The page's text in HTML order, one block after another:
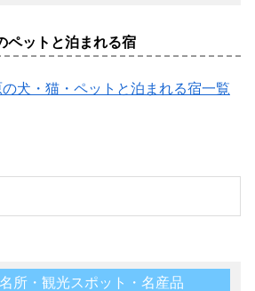
ペットと泊まれる宿
犬・猫・ペットと泊まれる宿一覧
所・観光スポット・名産品